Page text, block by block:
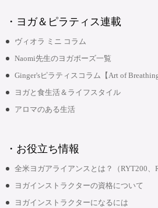
・ヨガ＆ピラティス連載
ヴィオラ ミニ コラム
Naomi先生のヨガポーズ一覧
Ginger'sピラティスコラム【Art of Breathing
ヨガと食生活＆ライフスタイル
アロマのある生活
・お役立ち情報
全米ヨガアライアンスとは？（RYT200、
ヨガインストラクターの資格について
ヨガインストラクターになるには